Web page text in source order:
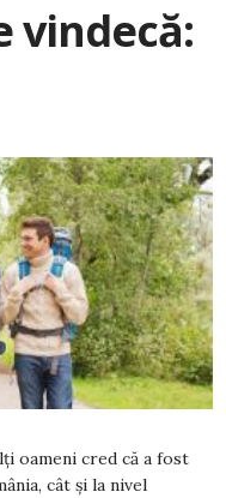
vindecă:
oameni cred că a fost
cât și la nivel